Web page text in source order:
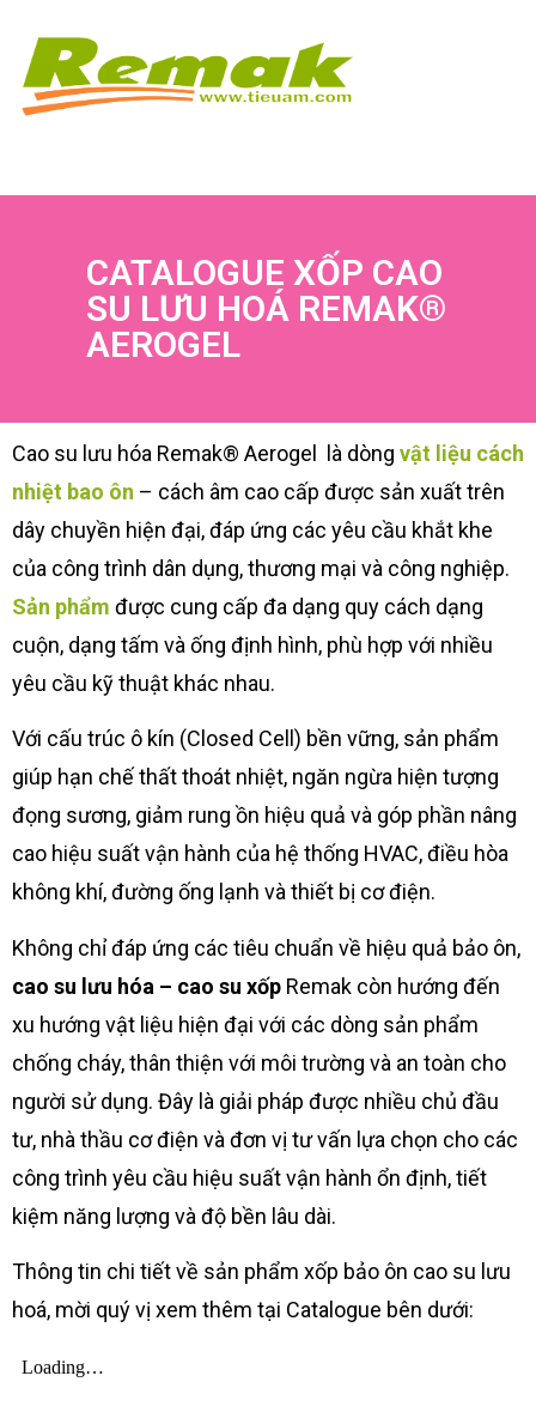
CATALOGUE XỐP CAO
SU LƯU HOÁ REMAK®
AEROGEL
Cao su lưu hóa Remak® Aerogel là dòng vật liệu cách
nhiệt bao ôn – cách âm cao cấp được sản xuất trên
dây chuyền hiện đại, đáp ứng các yêu cầu khắt khe
của công trình dân dụng, thương mại và công nghiệp.
Sản phẩm được cung cấp đa dạng quy cách dạng
cuộn, dạng tấm và ống định hình, phù hợp với nhiều
yêu cầu kỹ thuật khác nhau.
Với cấu trúc ô kín (Closed Cell) bền vững, sản phẩm
giúp hạn chế thất thoát nhiệt, ngăn ngừa hiện tượng
đọng sương, giảm rung ồn hiệu quả và góp phần nâng
cao hiệu suất vận hành của hệ thống HVAC, điều hòa
không khí, đường ống lạnh và thiết bị cơ điện.
Không chỉ đáp ứng các tiêu chuẩn về hiệu quả bảo ôn,
cao su lưu hóa – cao su xốp Remak còn hướng đến
xu hướng vật liệu hiện đại với các dòng sản phẩm
chống cháy, thân thiện với môi trường và an toàn cho
người sử dụng. Đây là giải pháp được nhiều chủ đầu
tư, nhà thầu cơ điện và đơn vị tư vấn lựa chọn cho các
công trình yêu cầu hiệu suất vận hành ổn định, tiết
kiệm năng lượng và độ bền lâu dài.
Thông tin chi tiết về sản phẩm xốp bảo ôn cao su lưu
hoá, mời quý vị xem thêm tại Catalogue bên dưới: